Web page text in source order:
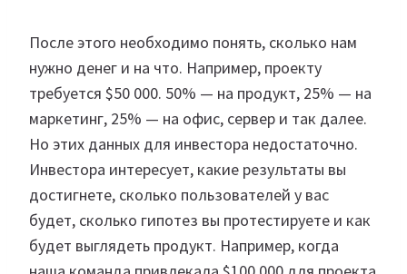
После этого необходимо понять, сколько нам
нужно денег и на что. Например, проекту
требуется $50 000. 50% — на продукт, 25% — на
маркетинг, 25% — на офис, сервер и так далее.
Но этих данных для инвестора недостаточно.
Инвестора интересует, какие результаты вы
достигнете, сколько пользователей у вас
будет, сколько гипотез вы протестируете и как
будет выглядеть продукт. Например, когда